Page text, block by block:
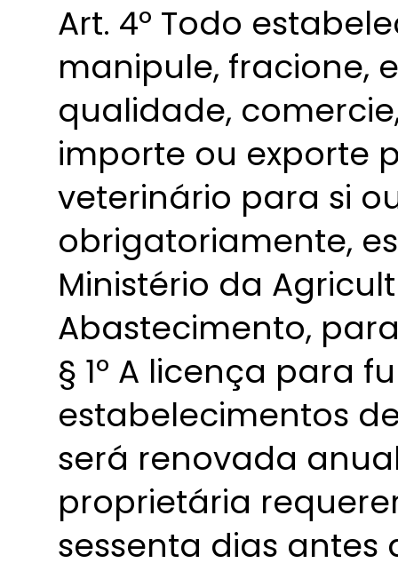
Art. 4º Todo
manipule, fracione,
qualidade,
importe ou exporte
veterinário para si
obrigatoriamente,
Ministério da
Abastecimento,
§ 1º A licença para
estabelecimentos
será renovada
proprietária
sessenta dias antes